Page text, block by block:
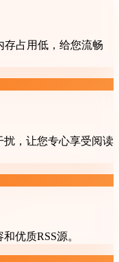
存占用低，给您流畅
，让您专心享受阅读
优质RSS源。